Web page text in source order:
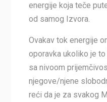
energije koja teče
od samog Izvora.
Ovakav tok energije
oporavka ukoliko je
sa nivoom
njegove/njene
reći da je za svakog